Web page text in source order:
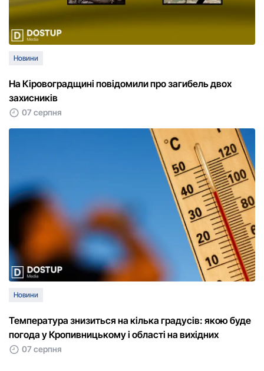
Новини
На Кіровоградщині повідомили про загибель двох
захисників
07 серпня
Новини
Температура знизиться на кілька градусів: якою буде
погода у Кропивницькому і області на вихідних
07 серпня